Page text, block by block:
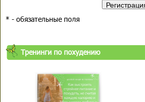
* - обязательные поля
Тренинги по похудению